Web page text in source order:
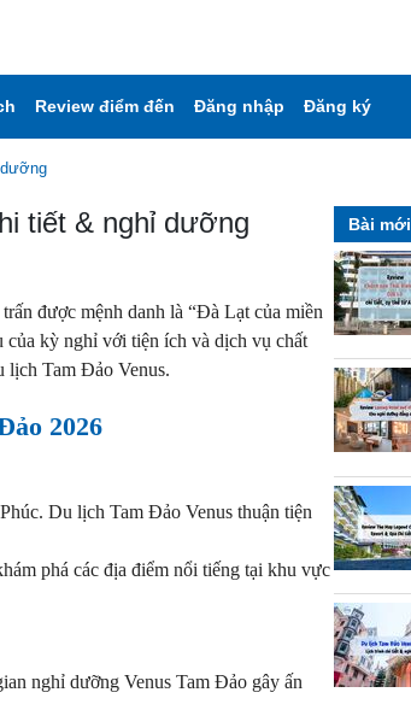
Review điểm đến Đăng nhập Đăng ký
tiết & nghỉ dưỡng
được mệnh danh là “Đà Lạt của miền
kỳ nghỉ với tiện ích và dịch vụ chất
lịch Tam Đảo Venus.
2026
Du lịch Tam Đảo Venus thuận tiện
phá các địa điểm nổi tiếng tại khu vực
nghỉ dưỡng Venus Tam Đảo gây ấn
Bài mới